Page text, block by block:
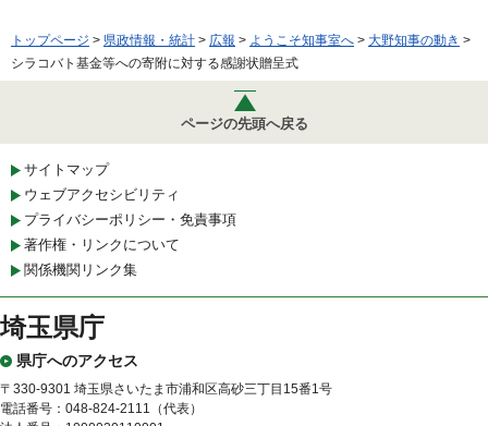
トップページ > 県政情報・統計 > 広報 > ようこそ知事室へ > 大野知事の動き >
シラコバト基金等への寄附に対する感謝状贈呈式
ページの先頭へ戻る
サイトマップ
ウェブアクセシビリティ
プライバシーポリシー・免責事項
著作権・リンクについて
関係機関リンク集
埼玉県庁
県庁へのアクセス
〒330-9301 埼玉県さいたま市浦和区高砂三丁目15番1号
電話番号：048-824-2111（代表）